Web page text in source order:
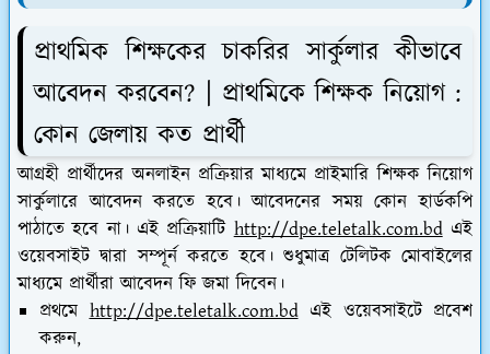
প্রাথমিক শিক্ষকের চাকরির সার্কুলার কীভাবে
আবেদন করবেন? | প্রাথমিকে শিক্ষক নিয়োগ :
কোন জেলায় কত প্রার্থী
আগ্রহী প্রার্থীদের অনলাইন প্রক্রিয়ার মাধ্যমে প্রাইমারি শিক্ষক নিয়োগ
সার্কুলারে আবেদন করতে হবে। আবেদনের সময় কোন হার্ডকপি
পাঠাতে হবে না। এই প্রক্রিয়াটিhttp://dpe.teletalk.com.bdএই
ওয়েবসাইট দ্বারা সম্পূর্ন করতে হবে। শুধুমাত্র টেলিটক মোবাইলের
মাধ্যমে প্রার্থীরা আবেদন ফি জমা দিবেন।
প্রথমেhttp://dpe.teletalk.com.bdএই ওয়েবসাইটে প্রবেশ
করুন,